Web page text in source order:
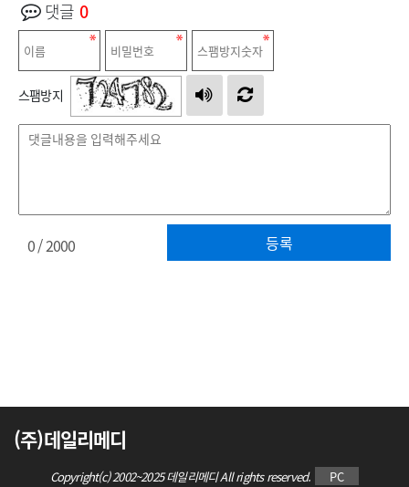
댓글 0
스팸방지
등록
0/ 2000
(주)데일리메디
Copyright(c) 2002~2025 데일리메디 All rights reserved. PC